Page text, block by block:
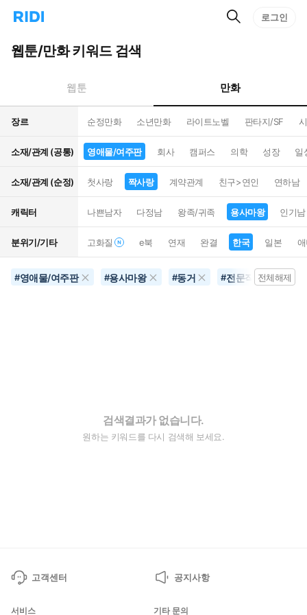
리
홈
으
턴
트
검
로그인
웹툰/만화 키워드 검색
웹툰 만화
장르 순정만화 소년만화 라이트노벨 판타지/SF
소재/관계 (공통) 영애물/여주판 회사 캠퍼스 의학 성장 일
소재/관계 (순정) 첫사랑 짝사랑 계약관계 친구>연인 연하남
캐릭터 나쁜남자 다정남 왕족/귀족 용사마왕 인기남
분위기/기타 고화질 e북 연재 완결 한국 일본
#영애물/여주판 #용사마왕 #동거 #전문직 #짝사
전체해제
검색결과가 없습니다.
원하는 키워드를 다시 검색해 보세요.
고객센터 공지사항
서비스 기타 문의